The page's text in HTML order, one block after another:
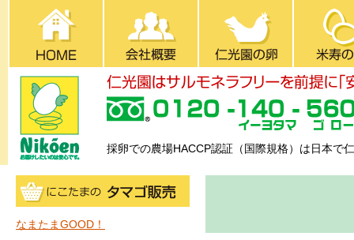
採卵での農場HACCP認証（国際規格）は日本で
なまたまGOOD！